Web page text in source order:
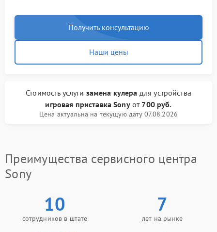
Получить консультацию
Наши цены
Стоимость услуги замена кулера для устройства
игровая приставка Sonyот 700 руб.
Цена актуальна на текущую дату 07.08.2026
Преимущества сервисного центра
Sony
10
сотрудников в штате
7
лет на рынке